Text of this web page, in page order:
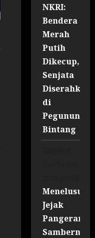
NKRI:
Bendera
Merah
Putih
Dikecup,
Senjata
Diserahkan
di
Bintang
Menelusuri
Jejak
Pangeran